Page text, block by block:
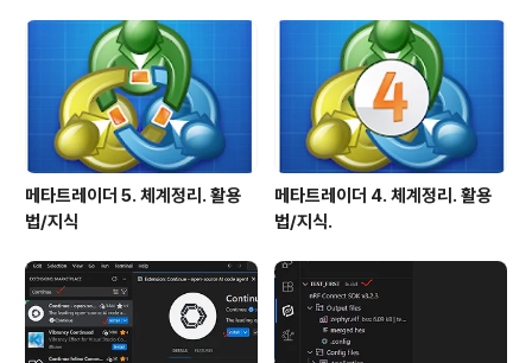
메타트레이더 5. 체계정리. 활용
법/지식
메타트레이더 4. 체계정리. 활용
법/지식.